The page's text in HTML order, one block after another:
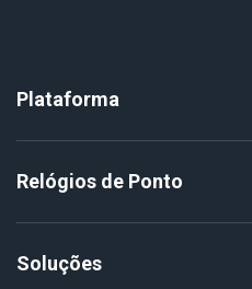
Plataforma
Relógios de Ponto
Soluções